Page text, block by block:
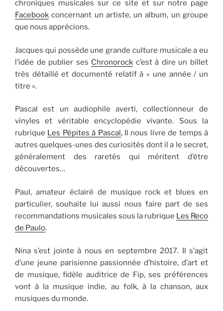
chroniques musicales sur ce site et sur notre page
Facebook concernant un artiste, un album, un groupe
que nous apprécions.
Jacques qui possède une grande culture musicale a eu
l’idée de publier ses Chronorock c’est à dire un billet
très détaillé et documenté relatif à « une année / un
titre ».
Pascal est un audiophile averti, collectionneur de
vinyles et véritable encyclopédie vivante. Sous la
rubrique Les Pépites à Pascal, Il nous livre de temps à
autres quelques-unes des curiosités dont il a le secret,
généralement des raretés qui méritent d’être
découvertes…
Paul, amateur éclairé de musique rock et blues en
particulier, souhaite lui aussi nous faire part de ses
recommandations musicales sous la rubrique Les Reco
de Paulo.
Nina s’est jointe à nous en septembre 2017. Il s’agit
d’une jeune parisienne passionnée d’histoire, d’art et
de musique, fidèle auditrice de Fip, ses préférences
vont à la musique indie, au folk, à la chanson, aux
musiques du monde.